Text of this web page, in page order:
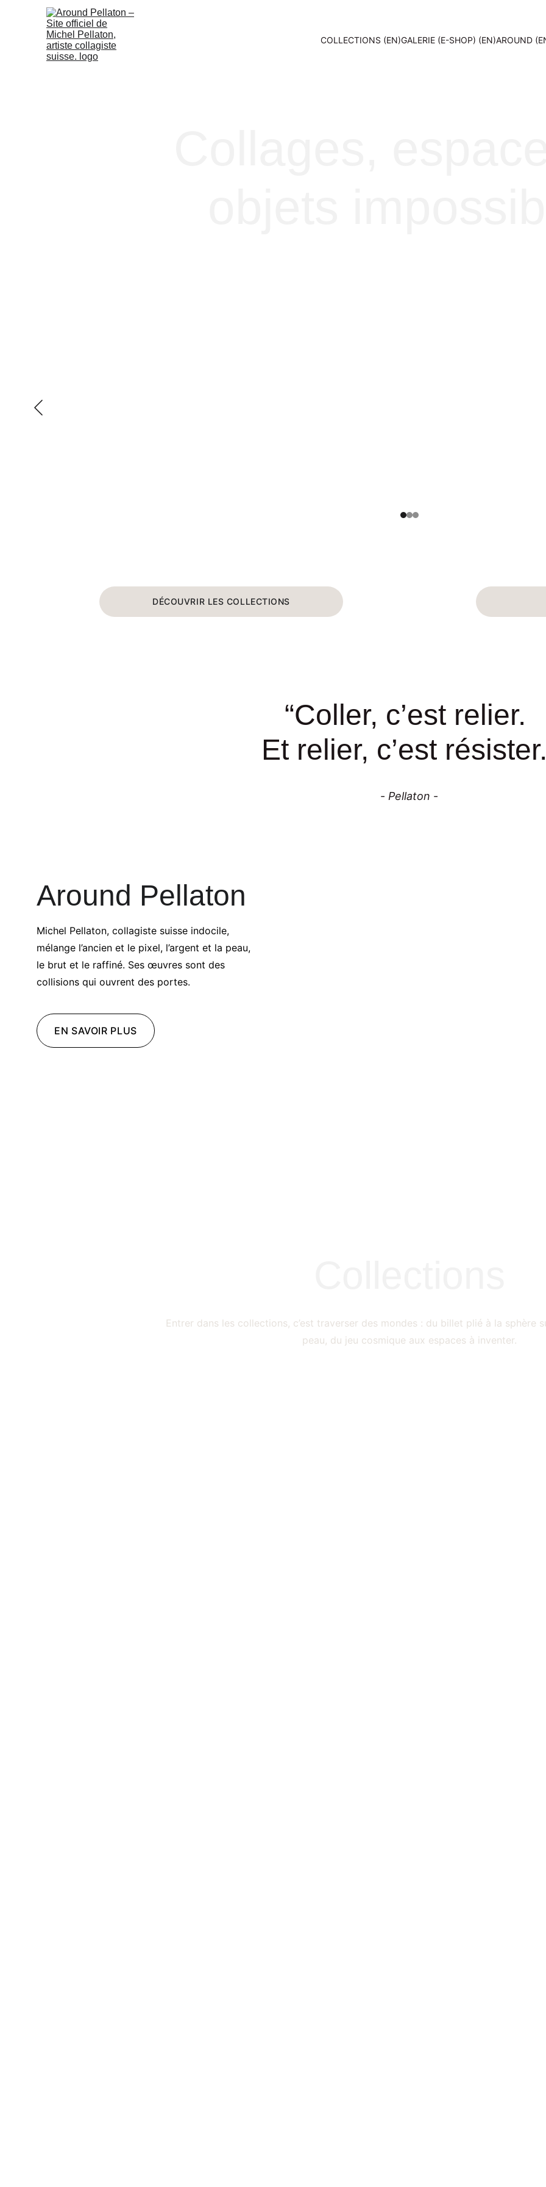
COLLECTIONS (EN)GALERIE (E-SHOP) (EN)AROUND
DÉCOUVRIR LES COLLECTIONS
“Coller, c’est relier.
Et relier, c’est
- Pellaton -
Around Pellaton
Michel Pellaton, collagiste suisse indocile,
mélange l’ancien et le pixel, l’argent et la peau,
le brut et le raffiné. Ses œuvres sont des
collisions qui ouvrent des portes.
EN SAVOIR PLUS
Entrer dans les collections, c’est traverser des mondes : du billet plié à la sphère
peau, du jeu cosmique aux espaces à inventer.